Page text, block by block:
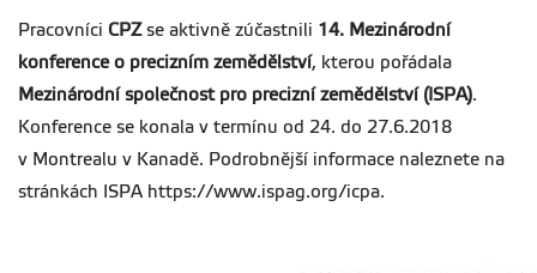
Pracovníci CPZse aktivně zúčastnili 14. Mezinárodní
konference o precizním zemědělství, kterou pořádala
Mezinárodní společnost pro precizní zemědělství (ISPA).
Konference se konala v termínu od 24. do 27.6.2018
v Montrealu v Kanadě. Podrobnější informace naleznete na
stránkách ISPA https://www.ispag.org/icpa.